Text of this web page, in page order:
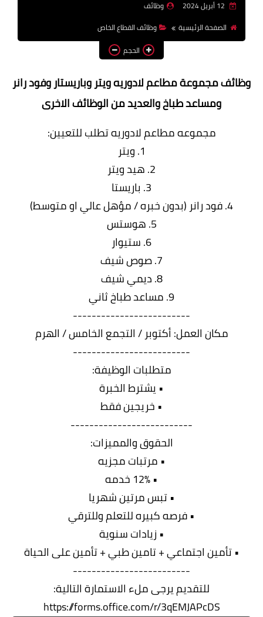
بالجامعات والمعاهد
اخبار
وظائف
الصفحة الرئيسية
وظائف القطاع الخاص
الحجم
وظائف مجموعة مطاعم لادوريه ويتر وباريستار وفود رانر
ومساعد طباخ والعديد من الوظائف الاخرى
مجموعه مطاعم لادوريه تطلب للتعيين:
1. ويتر
2. هيد ويتر
3. باريستا
4. فود رانر (بدون خبره / مؤهل عالي او متوسط)
5. هوستس
6. ستيوار
7. صوص شيف
8. ديمي شيف
9. مساعد طباخ ثاني
-------------------------
مكان العمل: أكتوبر / التجمع الخامس / الهرم
-------------------------
متطلبات الوظيفة:
• يشترط الخبرة
• خريجين فقط
--------------------------
الحقوق والمميزات:
• مرتبات مجزيه
• 12% خدمه
• تبس مرتين شهريا
• فرصه كبيره للتعلم وللترقي
• زيادات سنوية
• تأمين اجتماعي + تامين طبي + تأمين على الحياة
-------------------------
للتقديم يرجى ملء الاستمارة التالية:
https://forms.office.com/r/3qEMJAPcDS